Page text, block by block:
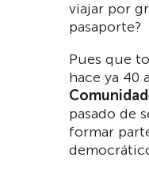
viajar por
pasaporte?
​Pues que
hace ya 40
pasado de
formar